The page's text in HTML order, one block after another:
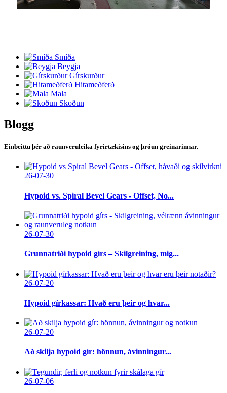
Smíða
Beygja
Gírskurður
Hitameðferð
Mala
Skoðun
Blogg
Einbeittu þér að raunveruleika fyrirtækisins og þróun greinarinnar.
26-07-30
Hypoid vs. Spiral Bevel Gears - Offset, No...
26-07-30
Grunnatriði hypoid gírs – Skilgreining, mig...
26-07-20
Hypoid gírkassar: Hvað eru þeir og hvar...
26-07-20
Að skilja hypoid gír: hönnun, ávinningur...
26-07-06